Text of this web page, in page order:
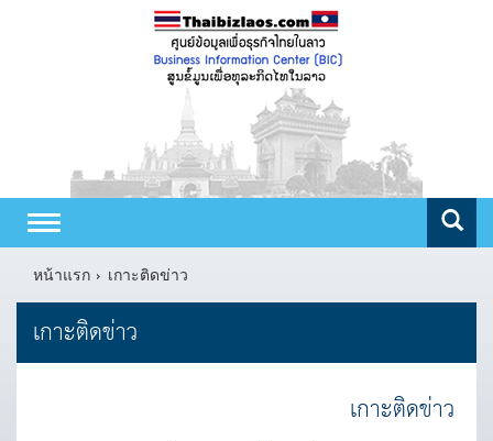
Toggle
navigation
หน้าแรก
เกาะติดข่าว
เกาะติดข่าว
เกาะติดข่าว